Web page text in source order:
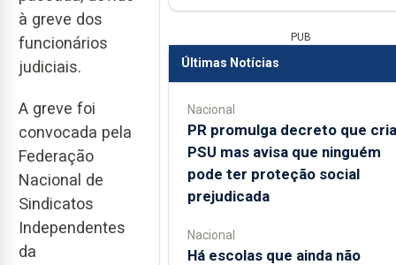
à greve dos
funcionários
judiciais.
A greve foi
convocada pela
Federação
Nacional de
Sindicatos
Independentes
da
PUB
Últimas Notícias
Nacional
PR promulga decreto que cria
PSU mas avisa que ninguém
pode ter proteção social
prejudicada
Nacional
Há escolas que ainda não